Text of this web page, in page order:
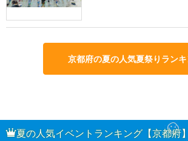
京都府の夏の人気夏祭りラン
夏の人気イベントランキング【京都府】